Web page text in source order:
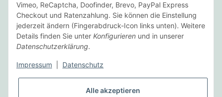
Wir versenden mit:
Gesetzliche Informationen
Vimeo, ReCaptcha, Doofinder, Brevo, PayPal Express
Checkout und Ratenzahlung. Sie können die Einstellung
jederzeit ändern (Fingerabdruck-Icon links unten). Weitere
Details finden Sie unter Konfigurieren und in unserer
Datenschutzerklärung.
Impressum Datenschutz
Alle akzeptieren